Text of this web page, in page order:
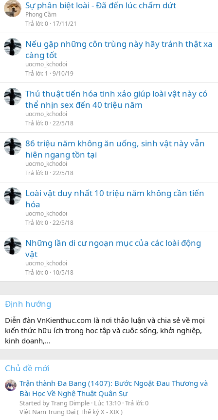
Sự phân biệt loài - Đã đến lúc chấm dứt
Phong Cầm
Trả lời 0 17/11/21
Nếu gặp những côn trùng này hãy tránh thật xa
càng tốt
uocmo_kchodoi
Trả lời 1 9/10/19
Thủ thuật tiến hóa tinh xảo giúp loài vật này có
thể nhịn sex đến 40 triệu năm
uocmo_kchodoi
Trả lời 0 22/5/18
86 triệu năm không ăn uống, sinh vật này vẫn
hiên ngang tồn tại
uocmo_kchodoi
Trả lời 0 22/5/18
Loài vật duy nhất 10 triệu năm không cần tiến
hóa
uocmo_kchodoi
Trả lời 0 22/5/18
Những lần di cư ngoạn mục của các loài động
vật
uocmo_kchodoi
Trả lời 0 10/5/18
Định hướng
Diễn đàn VnKienthuc.com là nơi thảo luận và chia sẻ về mọi
kiến thức hữu ích trong học tập và cuộc sống, khởi nghiệp,
kinh doanh,...
Chủ đề mới
Trận thành Đa Bang (1407): Bước Ngoặt Đau Thương và
Bài Học Về Nghệ Thuật Quân Sự
Started by Trang Dimple Lúc 13:10 Trả lời: 0
Việt Nam Trung Đại ( Thế kỷ X - XIX )